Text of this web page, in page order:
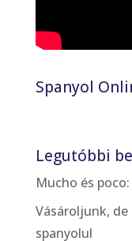
Spanyol
Legutóbbi
Mucho és
Vásároljunk, de
spanyolul